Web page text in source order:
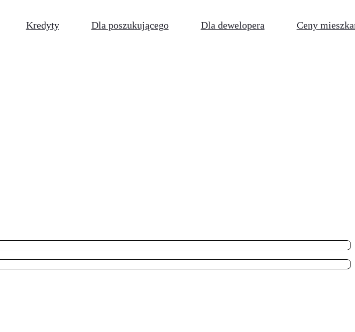
Kredyty Dla poszukującego Dla dewelopera Ceny